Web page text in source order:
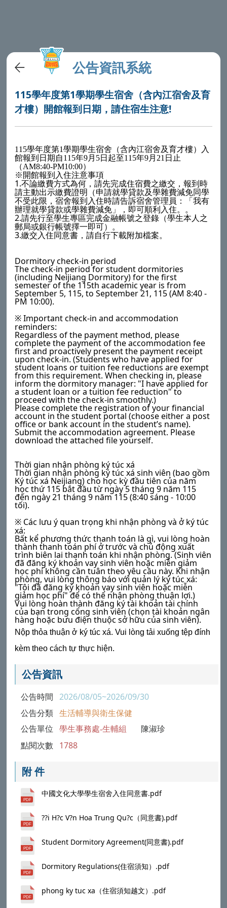
公告資訊系統
115學年度第1學期學生宿舍（含內江宿舍及育
才樓）開館報到日期，請住宿生注意!
115學年度第1學期學生宿舍（含內江宿舍及育才樓）入
館報到日期自115年9月5日起至115年9月21日止
（AM8:40-PM10:00）
※開館報到入住注意事項
1.不論繳費方式為何，請先完成住宿費之繳交，報到時
請主動出示繳費證明（申請就學貸款及學雜費減免同學
不受此限，宿舍報到入住時請告訴宿舍管理員：「我有
辦理就學貸款或學雜費減免」，即可順利入住。。
2.請先行至學生專區完成金融帳號之登錄（學生本人之
郵局或銀行帳號擇一即可）。
3.繳交入住同意書，請自行下載附加檔案。
Dormitory check-in period
The check-in period for student dormitories
(including Neijiang Dormitory) for the first
semester of the 115th academic year is from
September 5, 115, to September 21, 115 (AM 8:40 -
PM 10:00).
※ Important check-in and accommodation
reminders:
Regardless of the payment method, please
complete the payment of the accommodation fee
first and proactively present the payment receipt
upon check-in. (Students who have applied for
student loans or tuition fee reductions are exempt
from this requirement. When checking in, please
inform the dormitory manager: "I have applied for
a student loan or a tuition fee reduction" to
proceed with the check-in smoothly.)
Please complete the registration of your financial
account in the student portal (choose either a post
office or bank account in the student’s name).
Submit the accommodation agreement. Please
download the attached file yourself.
Thời gian nhận phòng ký túc xá
Thời gian nhận phòng ký túc xá sinh viên (bao gồm
Ký túc xá Neijiang) cho học kỳ đầu tiên của năm
học thứ 115 bắt đầu từ ngày 5 tháng 9 năm 115
đến ngày 21 tháng 9 năm 115 (8:40 sáng - 10:00
tối).
※ Các lưu ý quan trọng khi nhận phòng và ở ký túc
xá:
Bất kể phương thức thanh toán là gì, vui lòng hoàn
thành thanh toán phí ở trước và chủ động xuất
trình biên lai thanh toán khi nhận phòng. (Sinh viên
đã đăng ký khoản vay sinh viên hoặc miễn giảm
học phí không cần tuân theo yêu cầu này. Khi nhận
phòng, vui lòng thông báo với quản lý ký túc xá:
"Tôi đã đăng ký khoản vay sinh viên hoặc miễn
giảm học phí" để có thể nhận phòng thuận lợi.)
Vui lòng hoàn thành đăng ký tài khoản tài chính
của bạn trong cổng sinh viên (chọn tài khoản ngân
hàng hoặc bưu điện thuộc sở hữu của sinh viên).
Nộp thỏa thuận ở ký túc xá. Vui lòng tải xuống tệp đính
kèm theo cách tự thực hiện.
公告資訊
公告時間 2026/08/05~2026/09/30
公告分類 生活輔導與衛生保健
公告單位 學生事務處-生輔組 陳淑珍
點閱次數 1788
附 件
中國文化大學學生宿舍入住同意書.pdf
??i H?c V?n Hoa Trung Qu?c（同意書).pdf
Student Dormitory Agreement(同意書).pdf
Dormitory Regulations(住宿須知）.pdf
phong ky tuc xa（住宿須知越文）.pdf